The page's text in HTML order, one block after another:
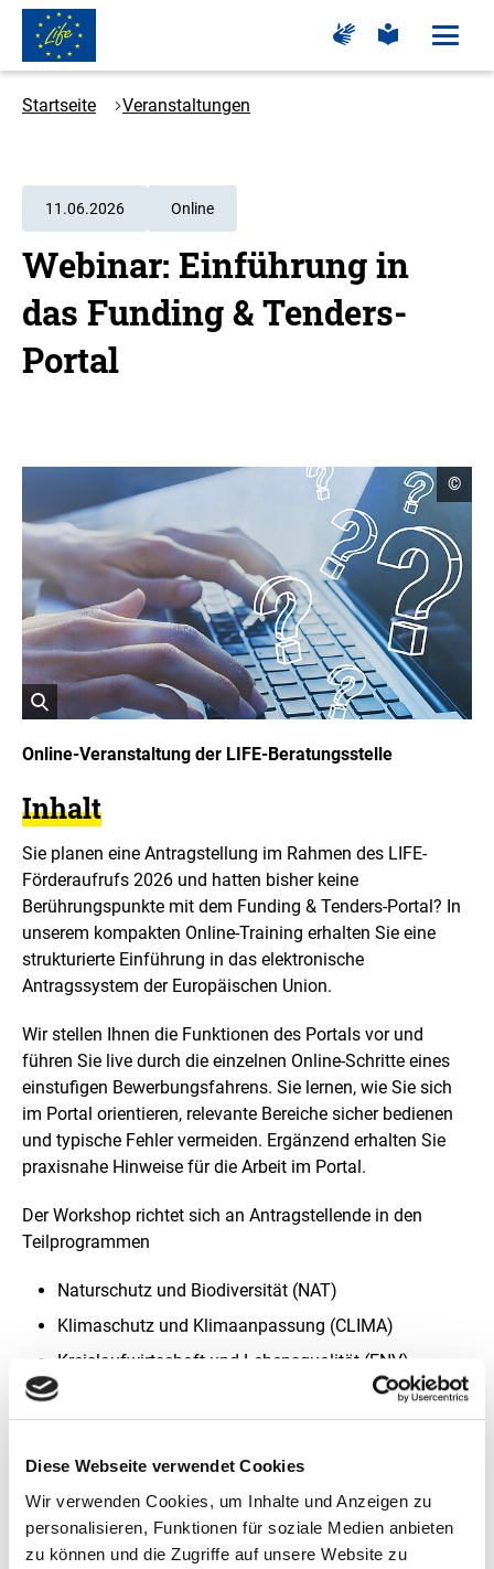
Diese Webseite verwendet Cookies
Wir verwenden Cookies, um Inhalte und Anzeigen zu
personalisieren, Funktionen für soziale Medien anbieten
zu können und die Zugriffe auf unsere Website zu
Zum
Hauptinhalt
springen
Logo
LIFE
Zur
Seite
Gebärdensprache
Zur
Seite
leichte
Menü
Startseite Veranstaltungen
11.06.2026 Online
Webinar: Einführung in
das Funding & Tenders-
Portal
f
e
t
B
i
l
d
i
n
e
n
e
r
v
e
r
g
r
ß
e
r
s
t
u
n
g
C
o
y
r
i
g
t
o
r
f
©
Online-Veranstaltung der LIFE-Beratungsstelle
Inhalt
Sie planen eine Antragstellung im Rahmen des LIFE-
Förderaufrufs 2026 und hatten bisher keine
Berührungspunkte mit dem Funding & Tenders-Portal? In
unserem kompakten Online-Training erhalten Sie eine
strukturierte Einführung in das elektronische
Antragssystem der Europäischen Union.
Wir stellen Ihnen die Funktionen des Portals vor und
führen Sie live durch die einzelnen Online-Schritte eines
einstufigen Bewerbungsfahrens. Sie lernen, wie Sie sich
im Portal orientieren, relevante Bereiche sicher bedienen
und typische Fehler vermeiden. Ergänzend erhalten Sie
praxisnahe Hinweise für die Arbeit im Portal.
Der Workshop richtet sich an Antragstellende in den
Teilprogrammen
Naturschutz und Biodiversität (NAT)
Klimaschutz und Klimaanpassung (CLIMA)
Kreislaufwirtschaft und Lebensqualität (ENV)
Melden Sie sich jetzt an und machen Sie den nächsten
kostenfrei.
Die Anmeldung ist geschlossen.